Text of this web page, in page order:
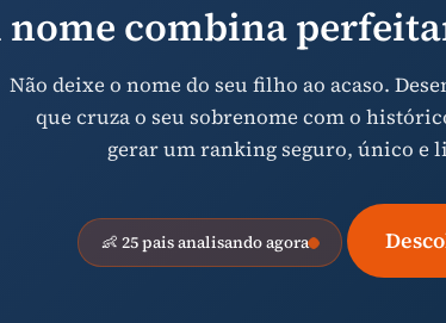
nome combina
Não deixe o nome do seu filho ao acaso.
que cruza o seu sobrenome com o
gerar um ranking seguro, único e
👶 25 pais analisando agora